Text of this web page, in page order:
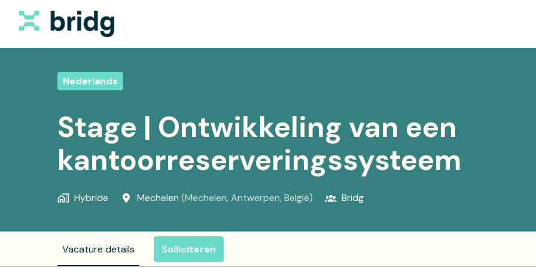
Bridg homepage
Nederlands
Stage | Ontwikkeling van een
kantoorreserveringssysteem
Hybride Mechelen (Mechelen, Antwerpen, België) Bridg
Vacature details Solliciteren